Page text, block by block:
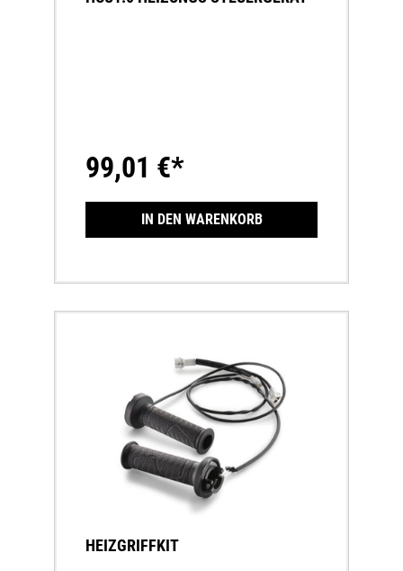
99,01 €*
IN DEN WARENKORB
HEIZGRIFFKIT